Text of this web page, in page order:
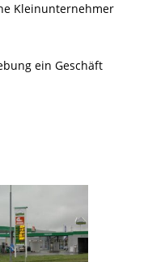
Kleinunternehmer
ein Geschäft